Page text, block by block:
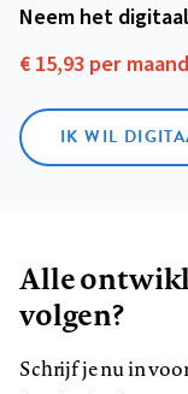
Neem het
€ 15,93 per
IK WIL
Alle
volgen?
Schrijf je nu in